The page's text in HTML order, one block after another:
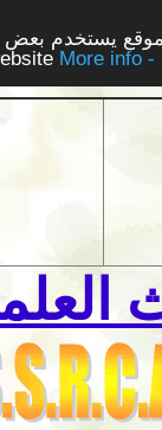
يستخدم بعض